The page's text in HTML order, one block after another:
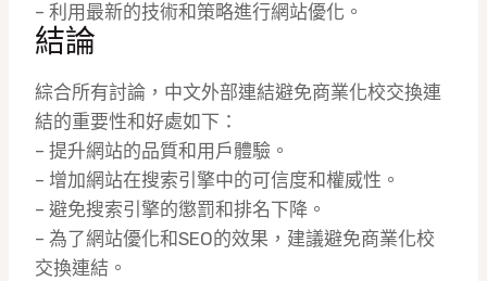
– 利用最新的技術和策略進行網站優化。
結論
綜合所有討論，中文外部連結避免商業化校交換連
結的重要性和好處如下：
– 提升網站的品質和用戶體驗。
– 增加網站在搜索引擎中的可信度和權威性。
– 避免搜索引擎的懲罰和排名下降。
– 為了網站優化和SEO的效果，建議避免商業化校
交換連結。